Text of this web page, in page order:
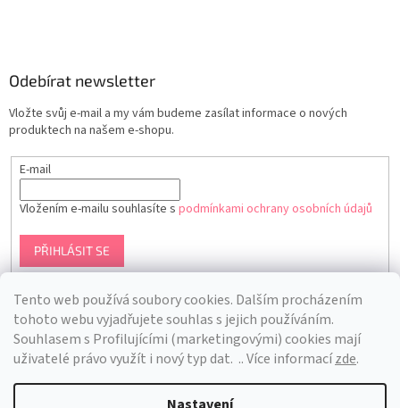
Tento web používá soubory cookies. Dalším procházením
tohoto webu vyjadřujete souhlas s jejich používáním.
Souhlasem s Profilujícími (marketingovými) cookies mají
uživatelé právo využít i nový typ dat. .. Více informacízde.
Odebírat newsletter
Vložte svůj e-mail a my vám budeme zasílat informace o nových
produktech na našem e-shopu.
E-mail
Vložením e-mailu souhlasíte s podmínkami ochrany osobních údajů
PŘIHLÁSIT SE